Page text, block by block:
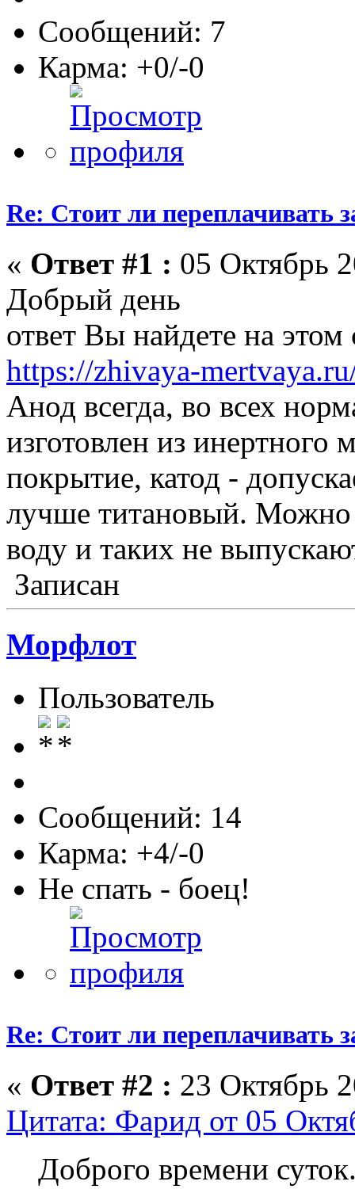
Сообщений: 7
Карма: +0/-0
Re: Стоит ли переплачивать
« Ответ #1 : 05 Октябрь
Добрый день
ответ Вы найдете на этом
https://zhivaya-
Анод всегда, во всех
изготовлен из инертного
покрытие, катод -
лучше титановый. Можно
воду и таких не
Записан
Морфлот
Пользователь
Сообщений: 14
Карма: +4/-0
Не спать - боец!
Re: Стоит ли переплачивать
« Ответ #2 : 23 Октябрь
Цитата: Фарид от 05
Доброго времени